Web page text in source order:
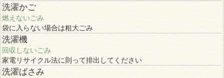
洗濯かご
燃えないごみ
袋に入らない場合は粗大ごみ
洗濯機
回収しないごみ
家電リサイクル法に則って排出してください
洗濯ばさみ